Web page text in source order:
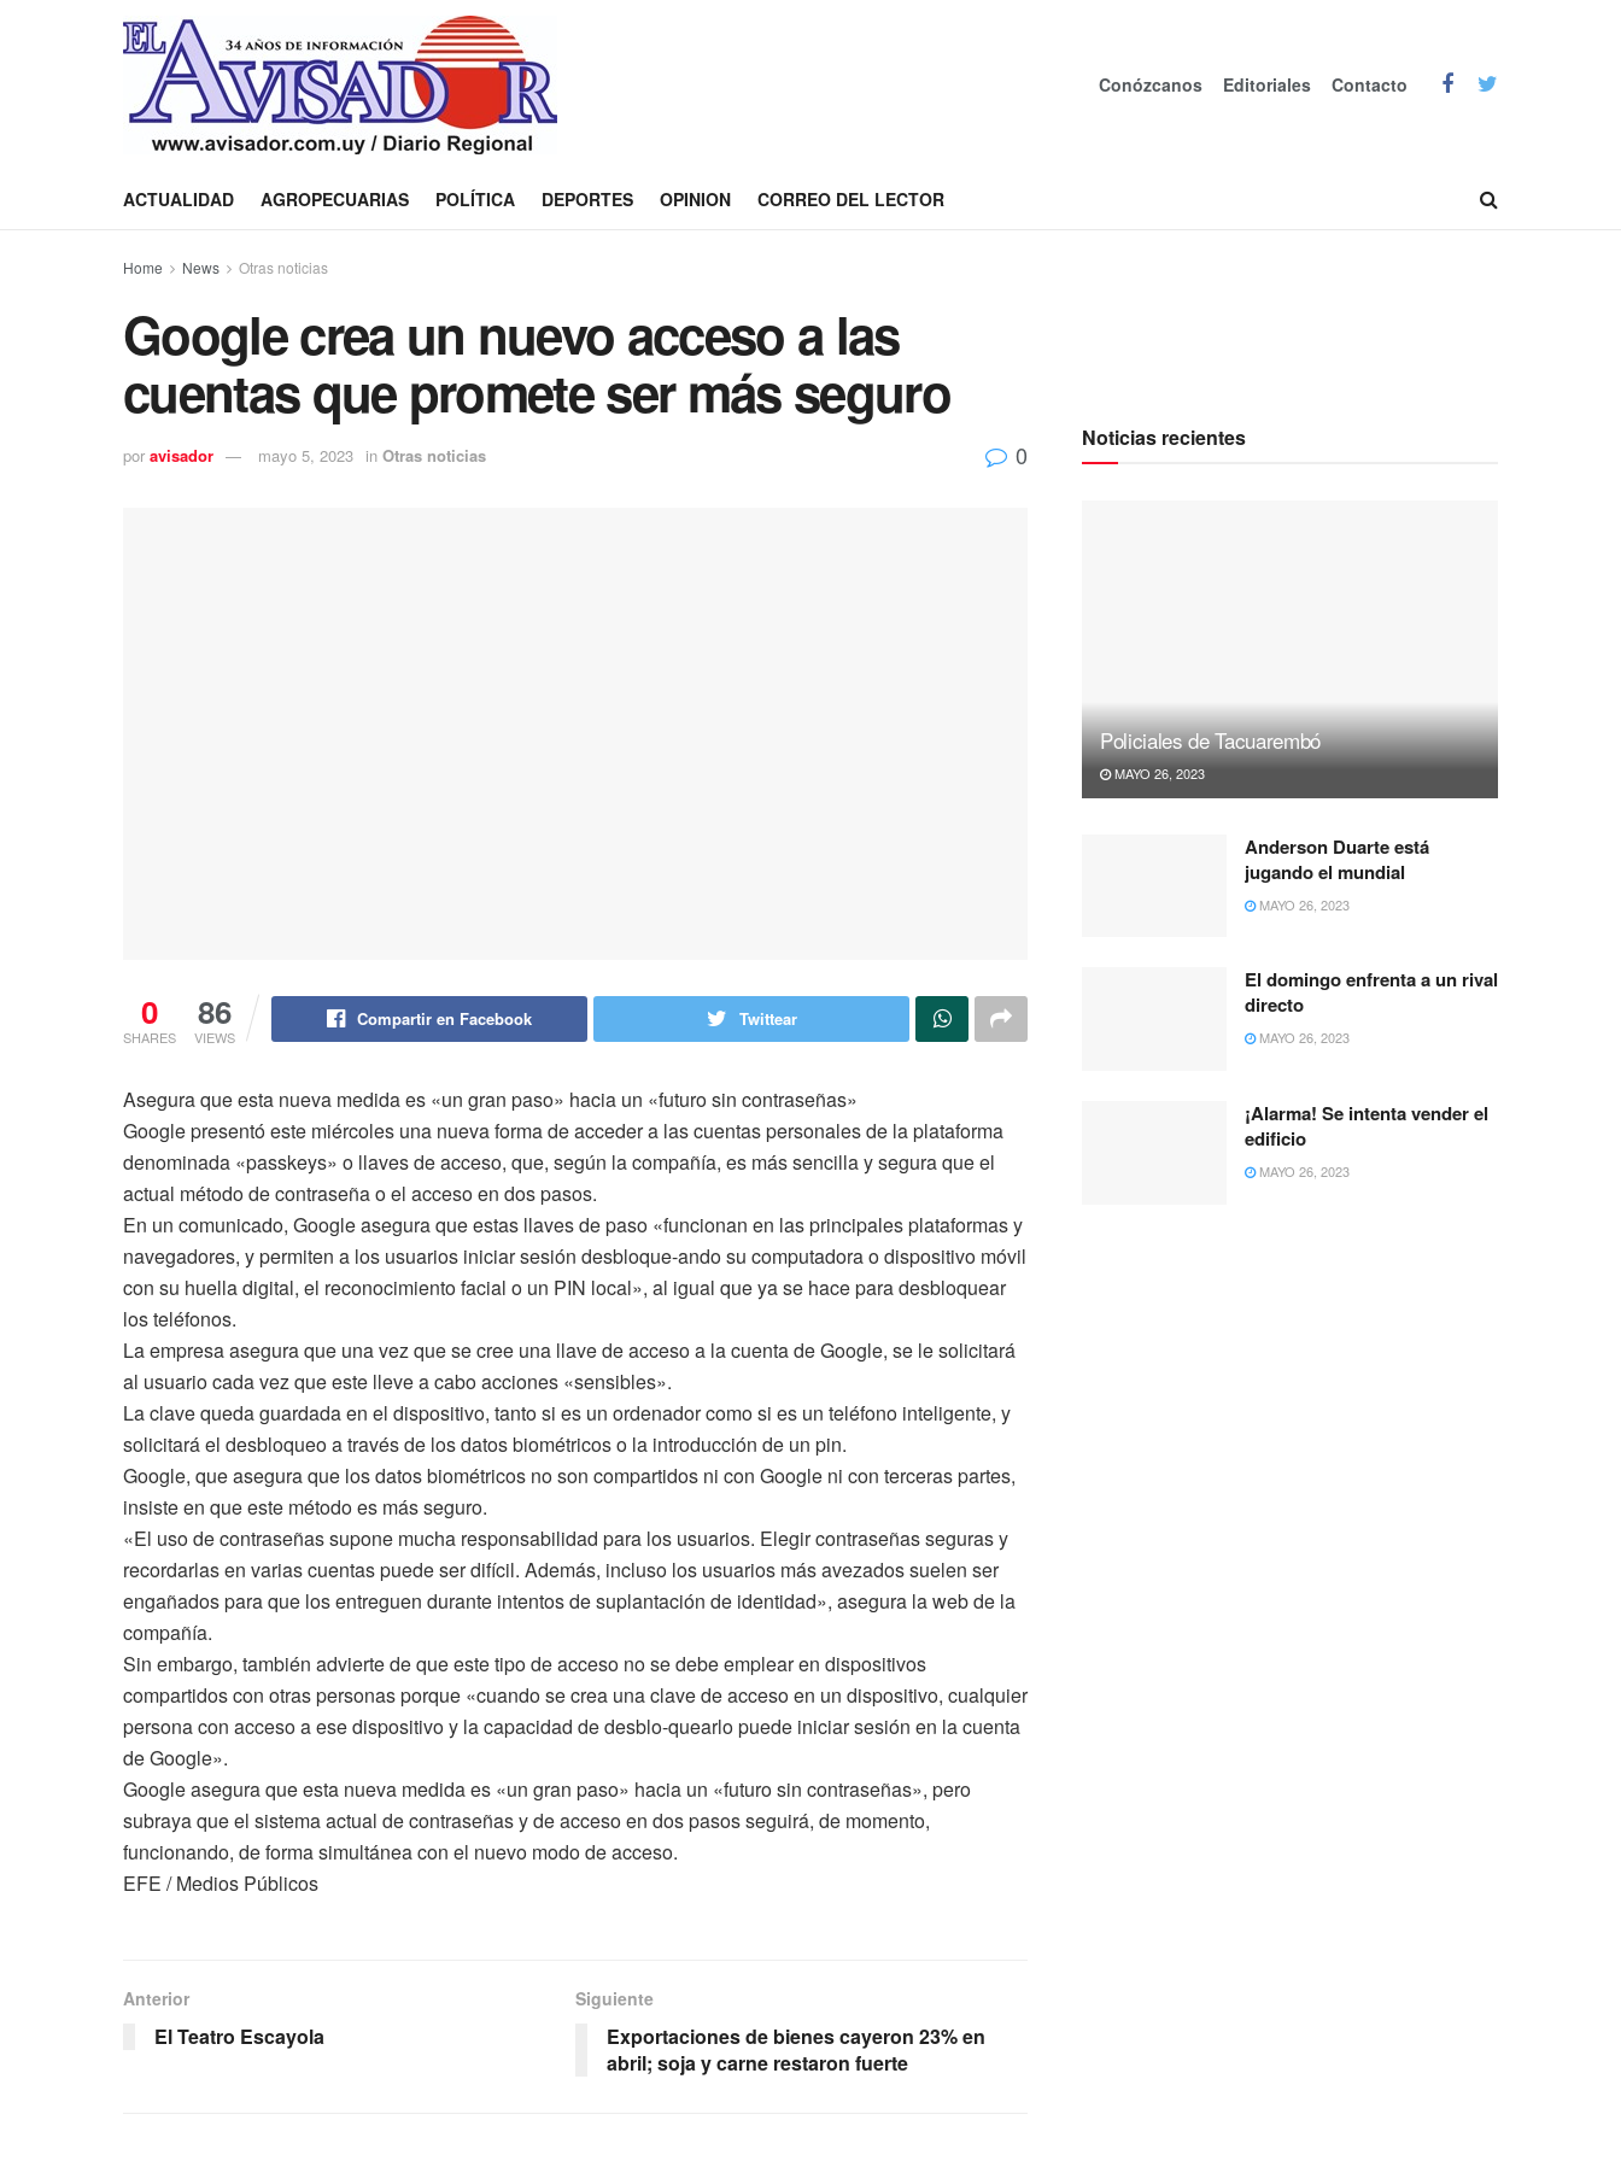
Conózcanos Editoriales Contacto
ACTUALIDAD AGROPECUARIAS POLÍTICA DEPORTES OPINION CORREO DEL LECTOR
Home News Otras noticias
Google crea un nuevo acceso a las
cuentas que promete ser más seguro
por avisador mayo 5, 2023 in Otras noticias 0
0
SHARES
86
VIEWS
Compartir en Facebook Twittear
Asegura que esta nueva medida es «un gran paso» hacia un «futuro sin contraseñas»
Google presentó este miércoles una nueva forma de acceder a las cuentas personales de la plataforma
denominada «passkeys» o llaves de acceso, que, según la compañía, es más sencilla y segura que el
actual método de contraseña o el acceso en dos pasos.
En un comunicado, Google asegura que estas llaves de paso «funcionan en las principales plataformas y
navegadores, y permiten a los usuarios iniciar sesión desbloque-ando su computadora o dispositivo móvil
con su huella digital, el reconocimiento facial o un PIN local», al igual que ya se hace para desbloquear
los teléfonos.
La empresa asegura que una vez que se cree una llave de acceso a la cuenta de Google, se le solicitará
al usuario cada vez que este lleve a cabo acciones «sensibles».
La clave queda guardada en el dispositivo, tanto si es un ordenador como si es un teléfono inteligente, y
solicitará el desbloqueo a través de los datos biométricos o la introducción de un pin.
Google, que asegura que los datos biométricos no son compartidos ni con Google ni con terceras partes,
insiste en que este método es más seguro.
«El uso de contraseñas supone mucha responsabilidad para los usuarios. Elegir contraseñas seguras y
recordarlas en varias cuentas puede ser difícil. Además, incluso los usuarios más avezados suelen ser
engañados para que los entreguen durante intentos de suplantación de identidad», asegura la web de la
compañía.
Sin embargo, también advierte de que este tipo de acceso no se debe emplear en dispositivos
compartidos con otras personas porque «cuando se crea una clave de acceso en un dispositivo, cualquier
persona con acceso a ese dispositivo y la capacidad de desblo-quearlo puede iniciar sesión en la cuenta
de Google».
Google asegura que esta nueva medida es «un gran paso» hacia un «futuro sin contraseñas», pero
subraya que el sistema actual de contraseñas y de acceso en dos pasos seguirá, de momento,
funcionando, de forma simultánea con el nuevo modo de acceso.
EFE / Medios Públicos
Anterior
El Teatro Escayola
Siguiente
Exportaciones de bienes cayeron 23% en
abril; soja y carne restaron fuerte
Noticias recientes
Policiales de Tacuarembó
MAYO 26, 2023
Anderson Duarte está
jugando el mundial
MAYO 26, 2023
El domingo enfrenta a un rival
directo
MAYO 26, 2023
¡Alarma! Se intenta vender el
edificio
MAYO 26, 2023